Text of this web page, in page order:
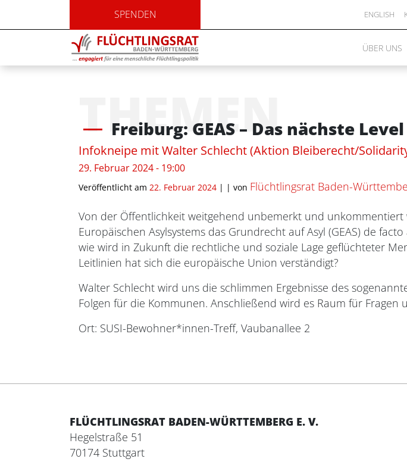
SPENDEN ENGLISH
ÜBER UNS
THEMEN
Freiburg: GEAS – Das nächste
Infokneipe mit Walter Schlecht (Aktion Bleiberecht/
29. Februar 2024 - 19:00
Veröffentlicht am 22. Februar 2024 | | von Flüchtlingsrat Baden-
Von der Öffentlichkeit weitgehend unbemerkt und
Europäischen Asylsystems das Grundrecht auf Asyl (GEAS) de
wie wird in Zukunft die rechtliche und soziale Lage geflüchteter
Leitlinien hat sich die europäische Union verständigt?
Walter Schlecht wird uns die schlimmen Ergebnisse des
Folgen für die Kommunen. Anschließend wird es Raum für Fragen
Ort: SUSI-Bewohner*innen-Treff, Vaubanallee 2
FLÜCHTLINGSRAT BADEN-WÜRTTEMBERG E. V.
Hegelstraße 51
70174 Stuttgart